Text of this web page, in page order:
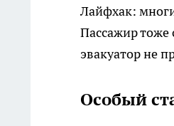
Лайфхак:
Пассажир тоже
эвакуатор не
Особый